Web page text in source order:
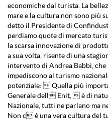
economiche dal turista. La
mare e la cultura non sono più
detto il Presidente di
perdiamo quote di mercato
la scarsa innovazione di
a sua volta, risente di una
intervento di Andrea Babbi,
impediscono al turismo
potenziale:  Quella più
Generale dell Enit,  è di
Nazionale, tutti ne parlano ma
Non c è una vera cultura del